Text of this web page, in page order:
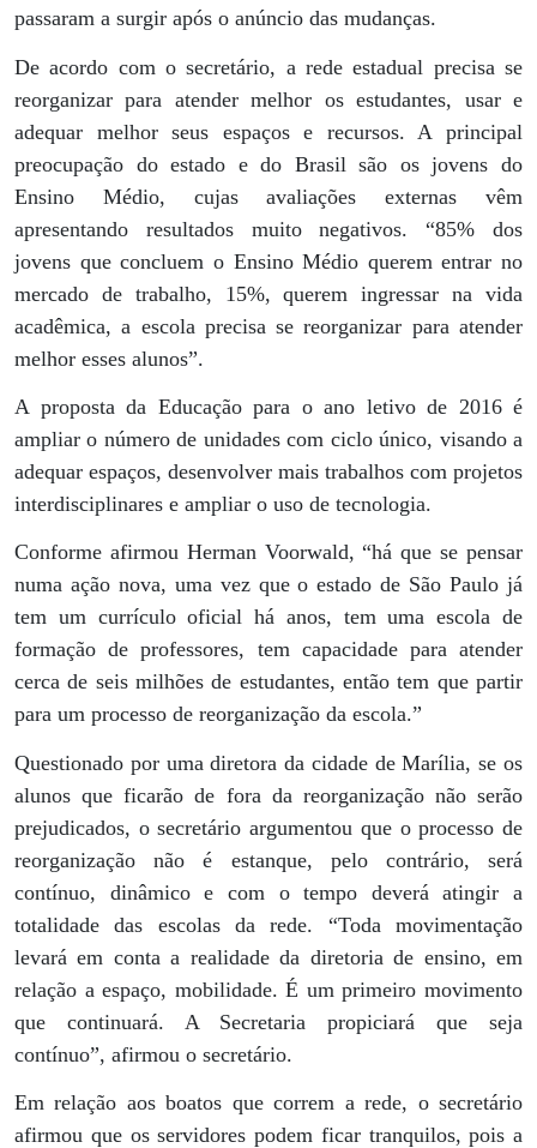
passaram a surgir após o anúncio das mudanças.
De acordo com o secretário, a rede estadual precisa se
reorganizar para atender melhor os estudantes, usar e
adequar melhor seus espaços e recursos. A principal
preocupação do estado e do Brasil são os jovens do
Ensino Médio, cujas avaliações externas vêm
apresentando resultados muito negativos. “85% dos
jovens que concluem o Ensino Médio querem entrar no
mercado de trabalho, 15%, querem ingressar na vida
acadêmica, a escola precisa se reorganizar para atender
melhor esses alunos”.
A proposta da Educação para o ano letivo de 2016 é
ampliar o número de unidades com ciclo único, visando a
adequar espaços, desenvolver mais trabalhos com projetos
interdisciplinares e ampliar o uso de tecnologia.
Conforme afirmou Herman Voorwald, “há que se pensar
numa ação nova, uma vez que o estado de São Paulo já
tem um currículo oficial há anos, tem uma escola de
formação de professores, tem capacidade para atender
cerca de seis milhões de estudantes, então tem que partir
para um processo de reorganização da escola.”
Questionado por uma diretora da cidade de Marília, se os
alunos que ficarão de fora da reorganização não serão
prejudicados, o secretário argumentou que o processo de
reorganização não é estanque, pelo contrário, será
contínuo, dinâmico e com o tempo deverá atingir a
totalidade das escolas da rede. “Toda movimentação
levará em conta a realidade da diretoria de ensino, em
relação a espaço, mobilidade. É um primeiro movimento
que continuará. A Secretaria propiciará que seja
contínuo”, afirmou o secretário.
Em relação aos boatos que correm a rede, o secretário
afirmou que os servidores podem ficar tranquilos, pois a